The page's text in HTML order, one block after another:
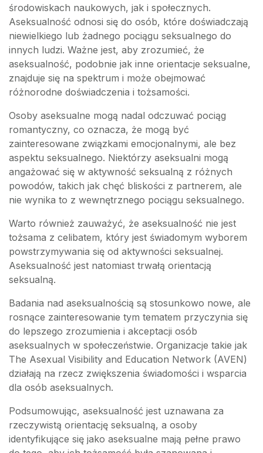
środowiskach naukowych, jak i społecznych.
Aseksualność odnosi się do osób, które doświadczają
niewielkiego lub żadnego pociągu seksualnego do
innych ludzi. Ważne jest, aby zrozumieć, że
aseksualność, podobnie jak inne orientacje seksualne,
znajduje się na spektrum i może obejmować
różnorodne doświadczenia i tożsamości.
Osoby aseksualne mogą nadal odczuwać pociąg
romantyczny, co oznacza, że mogą być
zainteresowane związkami emocjonalnymi, ale bez
aspektu seksualnego. Niektórzy aseksualni mogą
angażować się w aktywność seksualną z różnych
powodów, takich jak chęć bliskości z partnerem, ale
nie wynika to z wewnętrznego pociągu seksualnego.
Warto również zauważyć, że aseksualność nie jest
tożsama z celibatem, który jest świadomym wyborem
powstrzymywania się od aktywności seksualnej.
Aseksualność jest natomiast trwałą orientacją
seksualną.
Badania nad aseksualnością są stosunkowo nowe, ale
rosnące zainteresowanie tym tematem przyczynia się
do lepszego zrozumienia i akceptacji osób
aseksualnych w społeczeństwie. Organizacje takie jak
The Asexual Visibility and Education Network (AVEN)
działają na rzecz zwiększenia świadomości i wsparcia
dla osób aseksualnych.
Podsumowując, aseksualność jest uznawana za
rzeczywistą orientację seksualną, a osoby
identyfikujące się jako aseksualne mają pełne prawo